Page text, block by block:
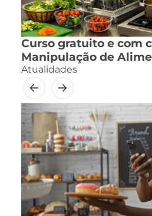
Curso gratuito e com
Manipulação de
Atualidades